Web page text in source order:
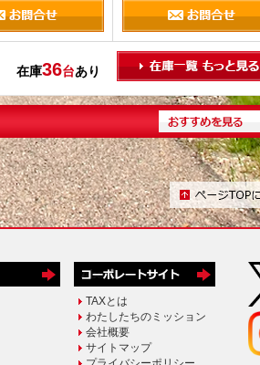
在庫36台あり
TAXとは
わたしたちのミッション
会社概要
サイトマップ